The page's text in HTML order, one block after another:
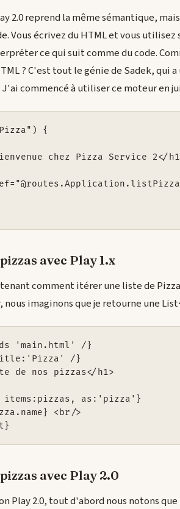
2.0 reprend la même sémantique,
Vous écrivez du HTML et vous
ce qui suit comme du code.
? C'est tout le génie de Sadek, qui
commencé à utiliser ce moteur en
{
chez Pizza Service 2</
avec Play 1.x
comment itérer une liste de
nous imaginons que je retourne une
'main.html' /}
/}
de nos pizzas</h1>
as:'pizza'}
<br/>
avec Play 2.0
Play 2.0, tout d'abord nous notons